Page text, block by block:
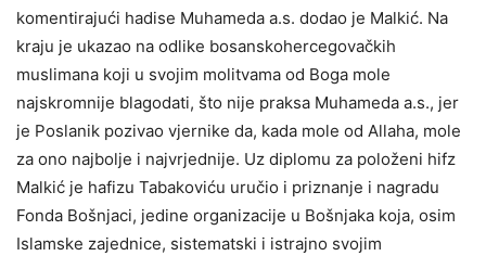
komentirajući hadise Muhameda a.s. dodao je Malkić. Na
kraju je ukazao na odlike bosanskohercegovačkih
muslimana koji u svojim molitvama od Boga mole
najskromnije blagodati, što nije praksa Muhameda a.s., jer
je Poslanik pozivao vjernike da, kada mole od Allaha, mole
za ono najbolje i najvrjednije. Uz diplomu za položeni hifz
Malkić je hafizu Tabakoviću uručio i priznanje i nagradu
Fonda Bošnjaci, jedine organizacije u Bošnjaka koja, osim
Islamske zajednice, sistematski i istrajno svojim